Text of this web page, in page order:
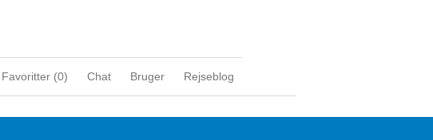
Favoritter (0) Chat Bruger Rejseblog